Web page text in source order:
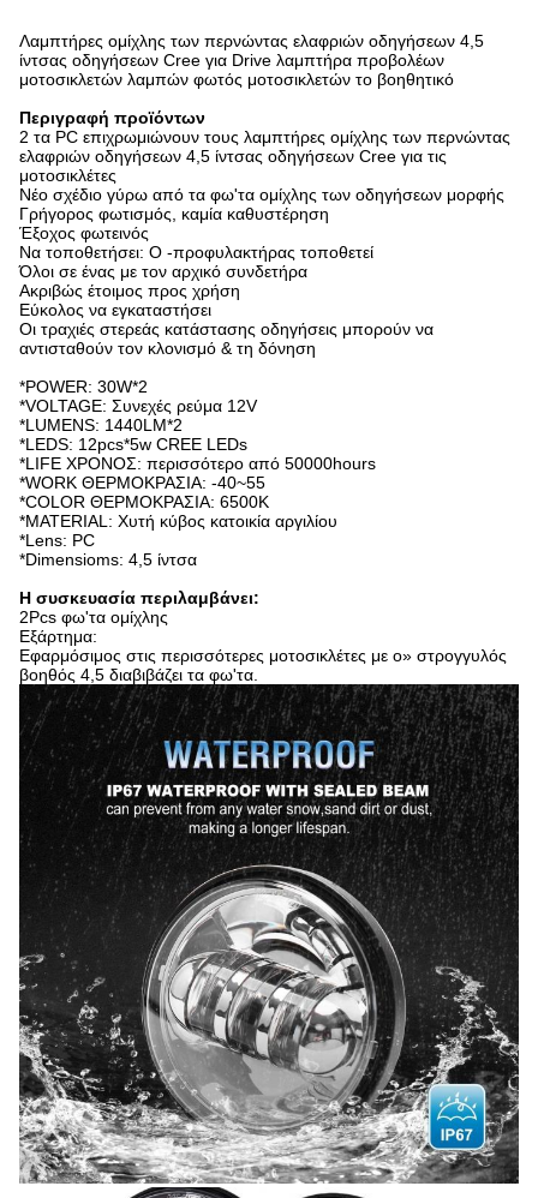
Λαμπτήρες ομίχλης των περνώντας ελαφριών οδηγήσεων 4,5
ίντσας οδηγήσεων Cree για Drive λαμπτήρα προβολέων
μοτοσικλετών λαμπών φωτός μοτοσικλετών το βοηθητικό
Περιγραφή προϊόντων
2 τα PC επιχρωμιώνουν τους λαμπτήρες ομίχλης των περνώντας
ελαφριών οδηγήσεων 4,5 ίντσας οδηγήσεων Cree για τις
μοτοσικλέτες
Νέο σχέδιο γύρω από τα φω'τα ομίχλης των οδηγήσεων μορφής
Γρήγορος φωτισμός, καμία καθυστέρηση
Έξοχος φωτεινός
Να τοποθετήσει: Ο -προφυλακτήρας τοποθετεί
Όλοι σε ένας με τον αρχικό συνδετήρα
Ακριβώς έτοιμος προς χρήση
Εύκολος να εγκαταστήσει
Οι τραχιές στερεάς κατάστασης οδηγήσεις μπορούν να
αντισταθούν τον κλονισμό & τη δόνηση
*POWER: 30W*2
*VOLTAGE: Συνεχές ρεύμα 12V
*LUMENS: 1440LM*2
*LEDS: 12pcs*5w CREE LEDs
*LIFE ΧΡΟΝΟΣ: περισσότερο από 50000hours
*WORK ΘΕΡΜΟΚΡΑΣΙΑ: -40~55
*COLOR ΘΕΡΜΟΚΡΑΣΙΑ: 6500K
*MATERIAL: Χυτή κύβος κατοικία αργιλίου
*Lens: PC
*Dimensioms: 4,5 ίντσα
Η συσκευασία περιλαμβάνει:
2Pcs φω'τα ομίχλης
Εξάρτημα:
Εφαρμόσιμος στις περισσότερες μοτοσικλέτες με ο» στρογγυλός
βοηθός 4,5 διαβιβάζει τα φω'τα.